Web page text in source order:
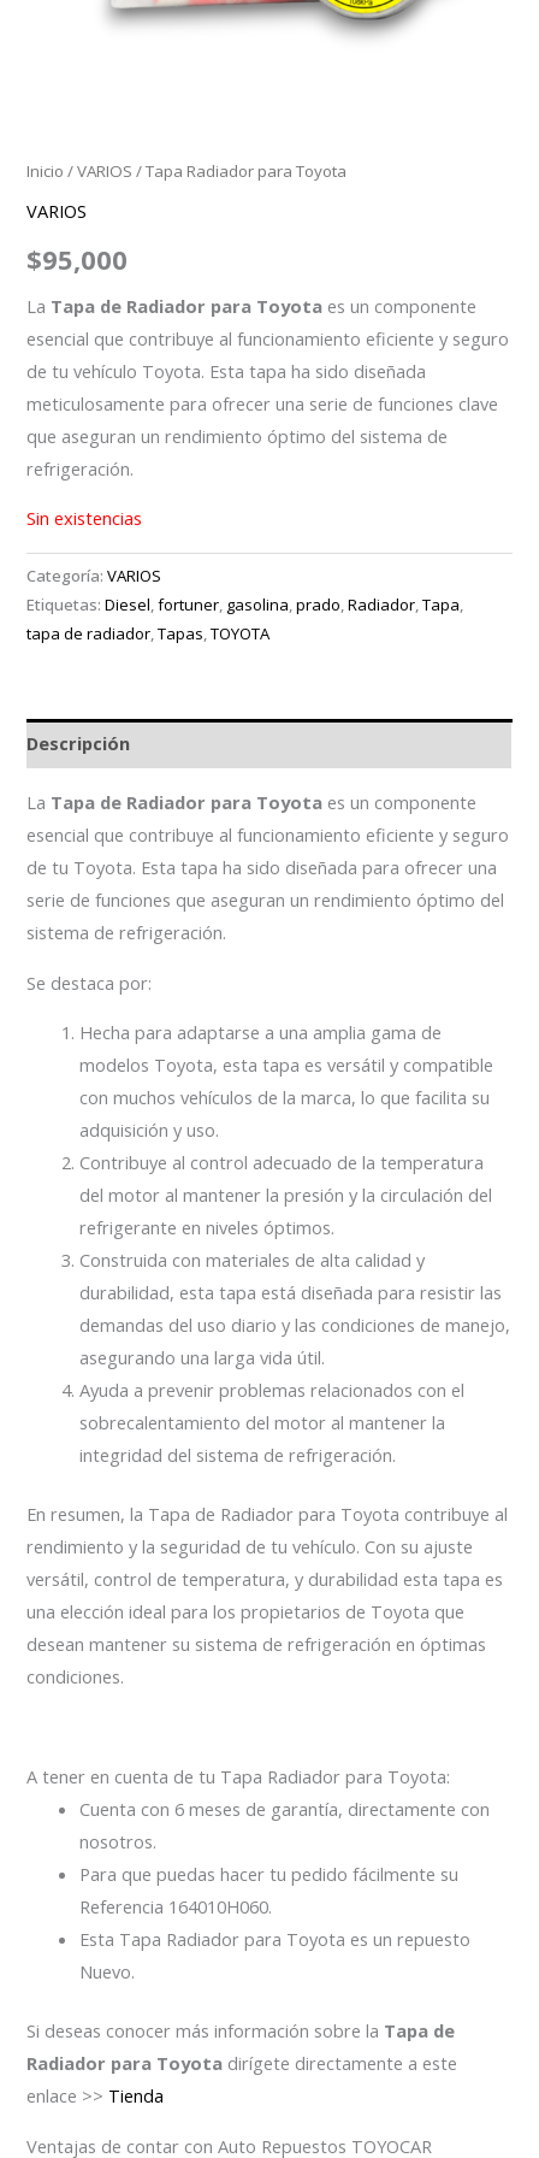
Inicio /VARIOS / Tapa Radiador para Toyota
VARIOS
$95,000
La Tapa de Radiador para Toyota es un componente
esencial que contribuye al funcionamiento eficiente y seguro
de tu vehículo Toyota. Esta tapa ha sido diseñada
meticulosamente para ofrecer una serie de funciones clave
que aseguran un rendimiento óptimo del sistema de
refrigeración.
Sin existencias
Categoría:VARIOS
Etiquetas:Diesel,fortuner, gasolina,prado,Radiador,Tapa,
tapa de radiador,Tapas,TOYOTA
Descripción
La Tapa de Radiador para Toyota es un componente
esencial que contribuye al funcionamiento eficiente y seguro
de tu Toyota. Esta tapa ha sido diseñada para ofrecer una
serie de funciones que aseguran un rendimiento óptimo del
sistema de refrigeración.
Se destaca por:
Hecha para adaptarse a una amplia gama de
modelos Toyota, esta tapa es versátil y compatible
con muchos vehículos de la marca, lo que facilita su
adquisición y uso.
Contribuye al control adecuado de la temperatura
del motor al mantener la presión y la circulación del
refrigerante en niveles óptimos.
Construida con materiales de alta calidad y
durabilidad, esta tapa está diseñada para resistir las
demandas del uso diario y las condiciones de manejo,
asegurando una larga vida útil.
Ayuda a prevenir problemas relacionados con el
sobrecalentamiento del motor al mantener la
integridad del sistema de refrigeración.
En resumen, la Tapa de Radiador para Toyota contribuye al
rendimiento y la seguridad de tu vehículo. Con su ajuste
versátil, control de temperatura, y durabilidad esta tapa es
una elección ideal para los propietarios de Toyota que
desean mantener su sistema de refrigeración en óptimas
condiciones.
A tener en cuenta de tu Tapa Radiador para Toyota:
Cuenta con 6 meses de garantía, directamente con
nosotros.
Para que puedas hacer tu pedido fácilmente su
Referencia 164010H060.
Esta Tapa Radiador para Toyota es un repuesto
Nuevo.
Si deseas conocer más información sobre la Tapa de
Radiador para Toyota dirígete directamente a este
enlace >> Tienda
Ventajas de contar con Auto Repuestos TOYOCAR